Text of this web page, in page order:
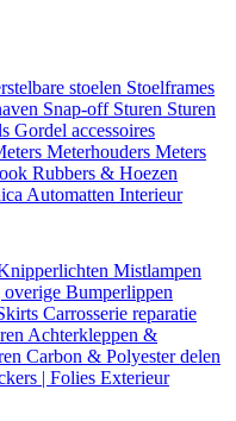
stoelen Stoelframes
Snap-off Sturen Sturen
Gordel accessoires
Meterhouders Meters
Rubbers & Hoezen
Automatten Interieur
Mistlampen
Bumperlippen
Carrosserie reparatie
Achterkleppen &
Carbon & Polyester delen
| Folies Exterieur